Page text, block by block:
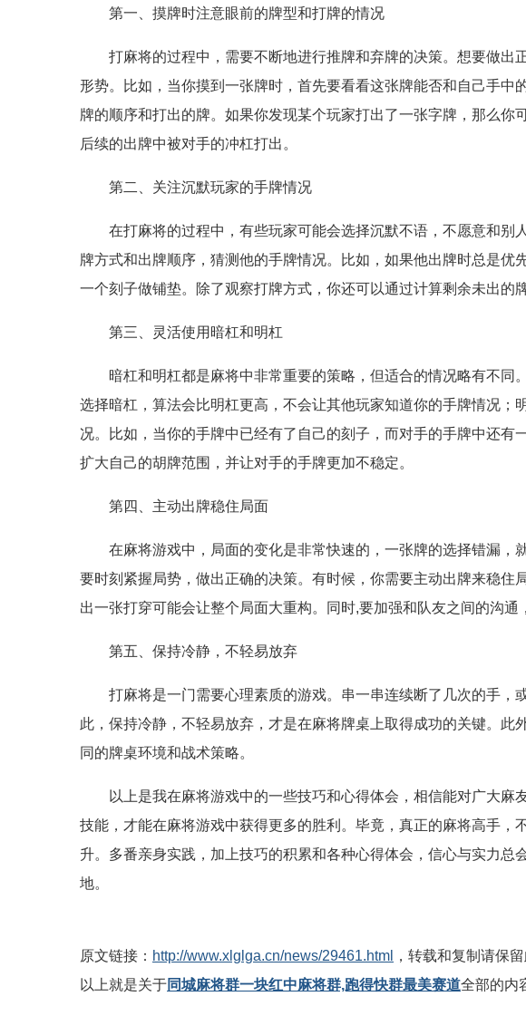
第一、摸牌时注意眼前的牌型和打牌的情况
打麻将的过程中，需要不断地进行推牌和弃牌的决策。想要做出
形势。比如，当你摸到一张牌时，首先要看看这张牌能否和自己手中
牌的顺序和打出的牌。如果你发现某个玩家打出了一张字牌，那么你
后续的出牌中被对手的冲杠打出。
第二、关注沉默玩家的手牌情况
在打麻将的过程中，有些玩家可能会选择沉默不语，不愿意和别
牌方式和出牌顺序，猜测他的手牌情况。比如，如果他出牌时总是优
一个刻子做铺垫。除了观察打牌方式，你还可以通过计算剩余未出的
第三、灵活使用暗杠和明杠
暗杠和明杠都是麻将中非常重要的策略，但适合的情况略有不同
选择暗杠，算法会比明杠更高，不会让其他玩家知道你的手牌情况；
况。比如，当你的手牌中已经有了自己的刻子，而对手的手牌中还有
扩大自己的胡牌范围，并让对手的手牌更加不稳定。
第四、主动出牌稳住局面
在麻将游戏中，局面的变化是非常快速的，一张牌的选择错漏，
要时刻紧握局势，做出正确的决策。有时候，你需要主动出牌来稳住
出一张打穿可能会让整个局面大重构。同时,要加强和队友之间的沟通
第五、保持冷静，不轻易放弃
打麻将是一门需要心理素质的游戏。串一串连续断了几次的手，
此，保持冷静，不轻易放弃，才是在麻将牌桌上取得成功的关键。此
同的牌桌环境和战术策略。
以上是我在麻将游戏中的一些技巧和心得体会，相信能对广大麻
技能，才能在麻将游戏中获得更多的胜利。毕竟，真正的麻将高手，
升。多番亲身实践，加上技巧的积累和各种心得体会，信心与实力总
地。
原文链接： http://www.xlglga.cn/news/29461.html
，转载和复制请保留
以上就是关于同城麻将群一块红中麻将群,跑得快群最美赛道全部的内